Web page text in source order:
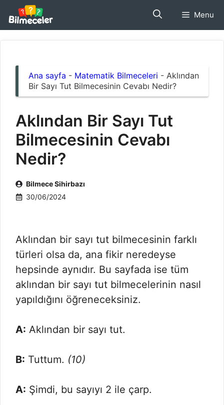
İçeriğe
atla
Menu
Ana sayfa - Matematik Bilmeceleri - Aklından
Bir Sayı Tut Bilmecesinin Cevabı Nedir?
Aklından Bir Sayı Tut
Bilmecesinin Cevabı
Nedir?
Bilmece Sihirbazı
30/06/2024
Aklından bir sayı tut bilmecesinin farklı
türleri olsa da, ana fikir neredeyse
hepsinde aynıdır. Bu sayfada ise tüm
aklından bir sayı tut bilmecelerinin nasıl
yapıldığını öğreneceksiniz.
A: Aklından bir sayı tut.
B: Tuttum. (10)
A: Şimdi, bu sayıyı 2 ile çarp.